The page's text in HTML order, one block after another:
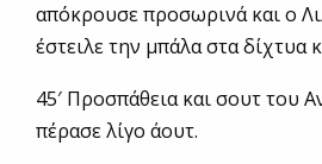
απόκρουσε προσωρινά και ο
έστειλε την μπάλα στα δίχτυα
45′ Προσπάθεια και σουτ του
πέρασε λίγο άουτ.